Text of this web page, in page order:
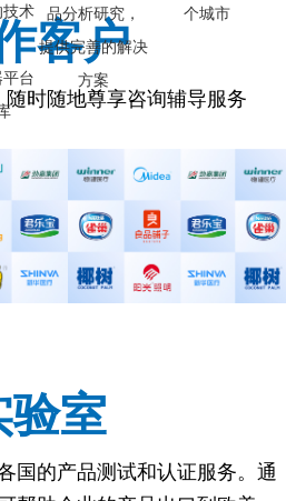
术
台
品分析研究，
提供完善的解决
方案
个城市
客户
时随地尊享咨询辅导服务
验室
国的产品测试和认证服务。通